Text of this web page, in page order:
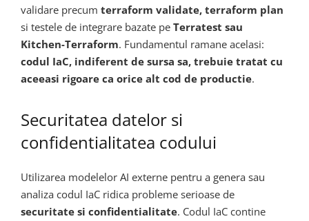
validare precum terraform validate, terraform plan
si testele de integrare bazate pe Terratest sau
Kitchen-Terraform. Fundamentul ramane acelasi:
codul IaC, indiferent de sursa sa, trebuie tratat cu
aceeasi rigoare ca orice alt cod de productie.
Securitatea datelor si
confidentialitatea codului
Utilizarea modelelor AI externe pentru a genera sau
analiza codul IaC ridica probleme serioase de
securitate si confidentialitate. Codul IaC contine